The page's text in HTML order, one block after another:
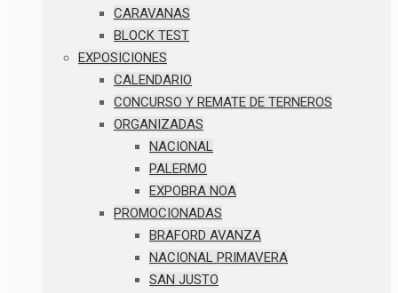
CARAVANAS
BLOCK TEST
EXPOSICIONES
CALENDARIO
CONCURSO Y REMATE DE TERNEROS
ORGANIZADAS
NACIONAL
PALERMO
EXPOBRA NOA
PROMOCIONADAS
BRAFORD AVANZA
NACIONAL PRIMAVERA
SAN JUSTO